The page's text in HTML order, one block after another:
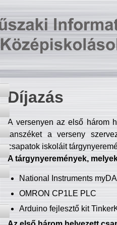
Díjazás
A versenyen az első három
tanszéket a verseny
csapatok iskoláit
A tárgynyeremények,
National Instruments
OMRON CP1LE PLC
Arduino fejlesztő kit